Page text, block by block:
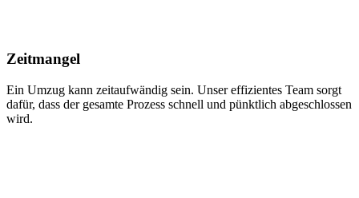
Zeitmangel
Ein Umzug kann zeitaufwändig sein. Unser effizientes Team sorgt
dafür, dass der gesamte Prozess schnell und pünktlich abgeschlossen
wird.